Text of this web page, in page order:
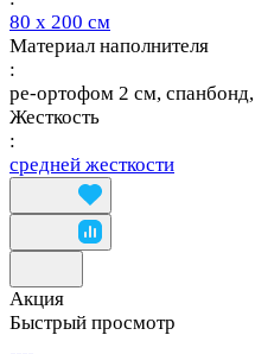
80 х 200 см
Материал наполнителя
:
ре-ортофом 2 см, спанбонд,
Жесткость
:
средней жесткости
Акция
Быстрый просмотр